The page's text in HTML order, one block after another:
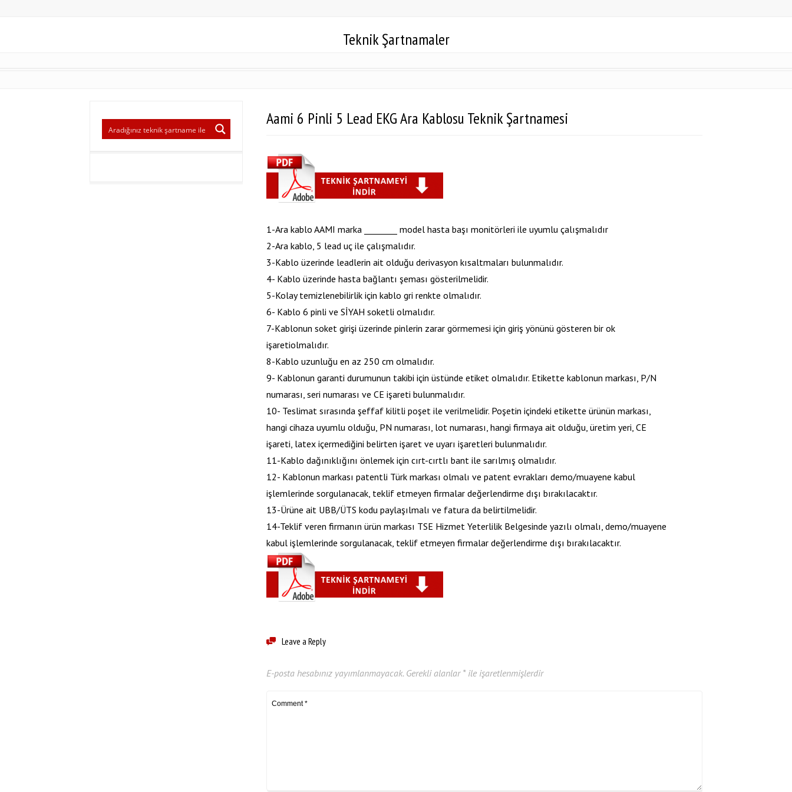
Teknik Şartnamaler
Aami 6 Pinli 5 Lead EKG Ara Kablosu Teknik Şartnamesi
1-Ara kablo AAMI marka ________ model hasta başı monitörleri ile uyumlu çalışmalıdır
2-Ara kablo, 5 lead uç ile çalışmalıdır.
3-Kablo üzerinde leadlerin ait olduğu derivasyon kısaltmaları bulunmalıdır.
4- Kablo üzerinde hasta bağlantı şeması gösterilmelidir.
5-Kolay temizlenebilirlik için kablo gri renkte olmalıdır.
6- Kablo 6 pinli ve SİYAH soketli olmalıdır.
7-Kablonun soket girişi üzerinde pinlerin zarar görmemesi için giriş yönünü gösteren bir ok
işaretiolmalıdır.
8-Kablo uzunluğu en az 250 cm olmalıdır.
9- Kablonun garanti durumunun takibi için üstünde etiket olmalıdır. Etikette kablonun markası, P/N
numarası, seri numarası ve CE işareti bulunmalıdır.
10- Teslimat sırasında şeffaf kilitli poşet ile verilmelidir. Poşetin içindeki etikette ürünün markası,
hangi cihaza uyumlu olduğu, PN numarası, lot numarası, hangi firmaya ait olduğu, üretim yeri, CE
işareti, latex içermediğini belirten işaret ve uyarı işaretleri bulunmalıdır.
11-Kablo dağınıklığını önlemek için cırt-cırtlı bant ile sarılmış olmalıdır.
12- Kablonun markası patentli Türk markası olmalı ve patent evrakları demo/muayene kabul
işlemlerinde sorgulanacak, teklif etmeyen firmalar değerlendirme dışı bırakılacaktır.
13-Ürüne ait UBB/ÜTS kodu paylaşılmalı ve fatura da belirtilmelidir.
14-Teklif veren firmanın ürün markası TSE Hizmet Yeterlilik Belgesinde yazılı olmalı, demo/muayene
kabul işlemlerinde sorgulanacak, teklif etmeyen firmalar değerlendirme dışı bırakılacaktır.
Leave a Reply
E-posta hesabınız yayımlanmayacak. Gerekli alanlar *ile işaretlenmişlerdir